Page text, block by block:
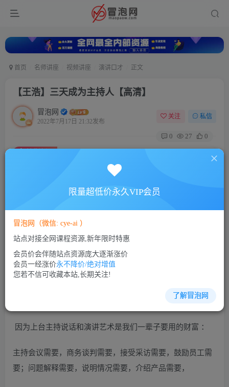
首页 名师讲座 视频讲座 演讲口才 正文
【王浩】三天成为主持人【高清】
冒泡网
2022年7月17日 21:32发布
关注 私信
0 27 0
【王浩】三天成为主持人【高清】
此内容为付费资源，请付费后查看
5
VIP会员 免费
立即购买
您当前未登录！建议登陆后购买，可保存购买订单
因为上台主持说话和演讲艺术是我们一辈子要用的财富 ：
主持会议需要，商务谈判需要，接受采访需要，鼓励员工需
要；问题解释需要，说明情况需要，介绍产品需要，
限量超低价永久VIP会员
冒泡网（微信: cye-ai ）
站点对接全网课程资源,新年限时特惠
会员价会伴随站点资源庞大逐渐涨价
会员一经涨价永不降价/绝对增值
您若不信可收藏本站,长期关注!
了解冒泡网